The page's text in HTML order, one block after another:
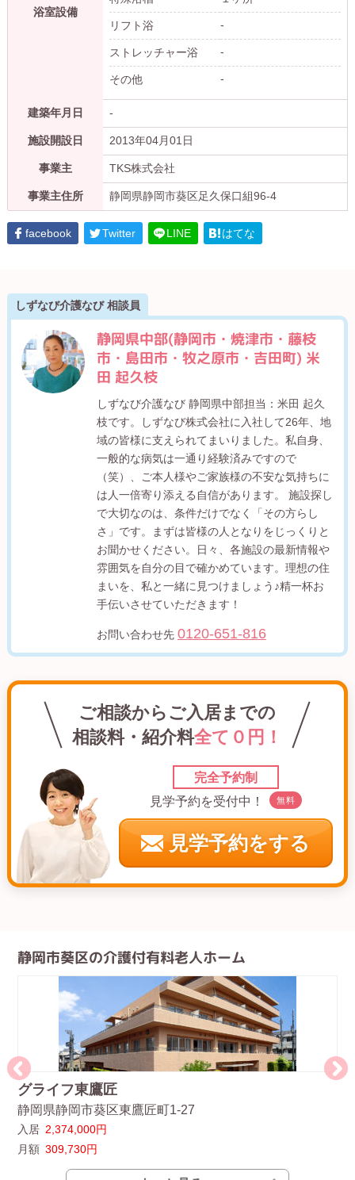
浴室設備
リフト浴 -
ストレッチャー浴 -
その他 -
建築年月日 -
施設開設日 2013年04月01日
事業主 TKS株式会社
事業主住所 静岡県静岡市葵区足久保口組96-4
facebook Twitter LINE はてな
しずなび介護なび 相談員
静岡県中部(静岡市・焼津市・藤枝
市・島田市・牧之原市・吉田町) 米
田 起久枝
しずなび介護なび 静岡県中部担当：米田 起久
枝です。しずなび株式会社に入社して26年、地
域の皆様に支えられてまいりました。私自身、
一般的な病気は一通り経験済みですので
（笑）、ご本人様やご家族様の不安な気持ちに
は人一倍寄り添える自信があります。 施設探し
で大切なのは、条件だけでなく「その方らし
さ」です。まずは皆様の人となりをじっくりと
お聞かせください。日々、各施設の最新情報や
雰囲気を自分の目で確かめています。理想の住
まいを、私と一緒に見つけましょう♪精一杯お
手伝いさせていただきます！
お問い合わせ先 0120-651-816
ご相談からご入居までの
相談料・紹介料全て０円！
完全予約制
見学予約を受付中！
無料
見学予約をする
静岡市葵区の介護付有料老人ホーム
グライフ東鷹匠
静岡県静岡市葵区東鷹匠町1-27
入居 2,374,000円
月額 309,730円